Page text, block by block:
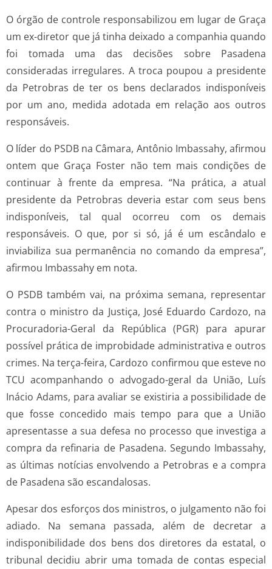
O órgão de controle responsabilizou em lugar de Graça
um ex-diretor que já tinha deixado a companhia quando
foi tomada uma das decisões sobre Pasadena
consideradas irregulares. A troca poupou a presidente
da Petrobras de ter os bens declarados indisponíveis
por um ano, medida adotada em relação aos outros
responsáveis.
O líder do PSDB na Câmara, Antônio Imbassahy, afirmou
ontem que Graça Foster não tem mais condições de
continuar à frente da empresa. “Na prática, a atual
presidente da Petrobras deveria estar com seus bens
indisponíveis, tal qual ocorreu com os demais
responsáveis. O que, por si só, já é um escândalo e
inviabiliza sua permanência no comando da empresa”,
afirmou Imbassahy em nota.
O PSDB também vai, na próxima semana, representar
contra o ministro da Justiça, José Eduardo Cardozo, na
Procuradoria-Geral da República (PGR) para apurar
possível prática de improbidade administrativa e outros
crimes. Na terça-feira, Cardozo confirmou que esteve no
TCU acompanhando o advogado-geral da União, Luís
Inácio Adams, para avaliar se existiria a possibilidade de
que fosse concedido mais tempo para que a União
apresentasse a sua defesa no processo que investiga a
compra da refinaria de Pasadena. Segundo Imbassahy,
as últimas notícias envolvendo a Petrobras e a compra
de Pasadena são escandalosas.
Apesar dos esforços dos ministros, o julgamento não foi
adiado. Na semana passada, além de decretar a
indisponibilidade dos bens dos diretores da estatal, o
tribunal decidiu abrir uma tomada de contas especial